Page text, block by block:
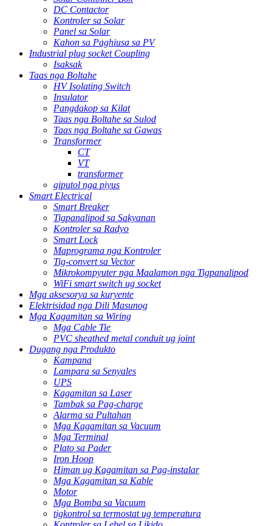
DC Contactor
Kontroler sa Solar
Panel sa Solar
Kahon sa Paghiusa sa PV
Industrial plug socket Coupling
Isaksak
Taas nga Boltahe
HV Isolating Switch
Insulator
Pangdakop sa Kilat
Taas nga Boltahe sa Sulod
Taas nga Boltahe sa Gawas
Transformer
CT
VT
transformer
giputol nga piyus
Smart Electrical
Smart Breaker
Tigpanalipod sa Sakyanan
Kontroler sa Radyo
Smart Lock
Maprograma nga Kontroler
Tig-convert sa Vector
Mikrokompyuter nga Maalamon nga Tigpanalipod
WiFi smart switch ug socket
Mga aksesorya sa kuryente
Elektrisidad nga Dili Masunog
Mga Kagamitan sa Wiring
Mga Cable Tie
PVC sheathed metal conduit ug joint
Dugang nga Produkto
Kampana
Lampara sa Senyales
UPS
Kagamitan sa Laser
Tambak sa Pag-charge
Alarma sa Pultahan
Mga Kagamitan sa Vacuum
Mga Terminal
Plato sa Pader
Iron Hoop
Himan ug Kagamitan sa Pag-instalar
Mga Kagamitan sa Kable
Motor
Mga Bomba sa Vacuum
tigkontrol sa termostat ug temperatura